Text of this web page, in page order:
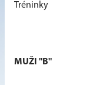
Tréninky
MUŽI "B"